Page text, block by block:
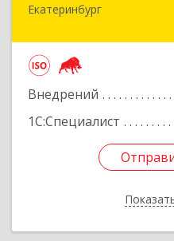
Екатеринбург
Внедрений
1С:Специалист
620142,